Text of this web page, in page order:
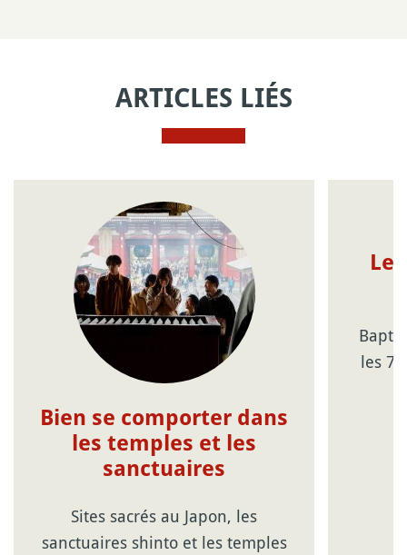
ARTICLES LIÉS
Bien se comporter dans
les temples et les
sanctuaires
Sites sacrés au Japon, les
sanctuaires shinto et les temples
les 7